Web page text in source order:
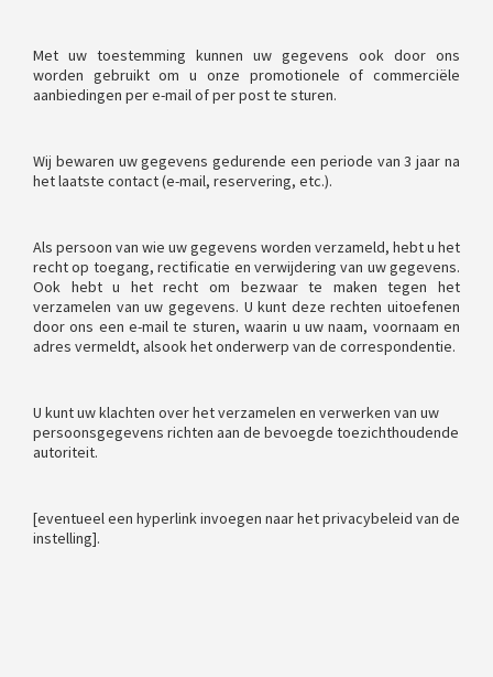
Met uw toestemming kunnen uw gegevens ook door ons
worden gebruikt om u onze promotionele of commerciële
aanbiedingen per e-mail of per post te sturen.
Wij bewaren uw gegevens gedurende een periode van 3 jaar na
het laatste contact (e-mail, reservering, etc.).
Als persoon van wie uw gegevens worden verzameld, hebt u het
recht op toegang, rectificatie en verwijdering van uw gegevens.
Ook hebt u het recht om bezwaar te maken tegen het
verzamelen van uw gegevens. U kunt deze rechten uitoefenen
door ons een e-mail te sturen, waarin u uw naam, voornaam en
adres vermeldt, alsook het onderwerp van de correspondentie.
U kunt uw klachten over het verzamelen en verwerken van uw
persoonsgegevens richten aan de bevoegde toezichthoudende
autoriteit.
[eventueel een hyperlink invoegen naar het privacybeleid van de
instelling].